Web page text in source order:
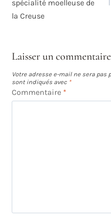
spécialité moelleuse de
la Creuse
Laisser un commentaire
Votre adresse e-mail ne sera pas
sont indiqués avec *
Commentaire *